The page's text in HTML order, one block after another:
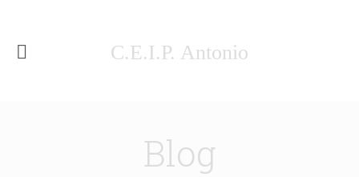
C.E.I.P. Antonio
Blog